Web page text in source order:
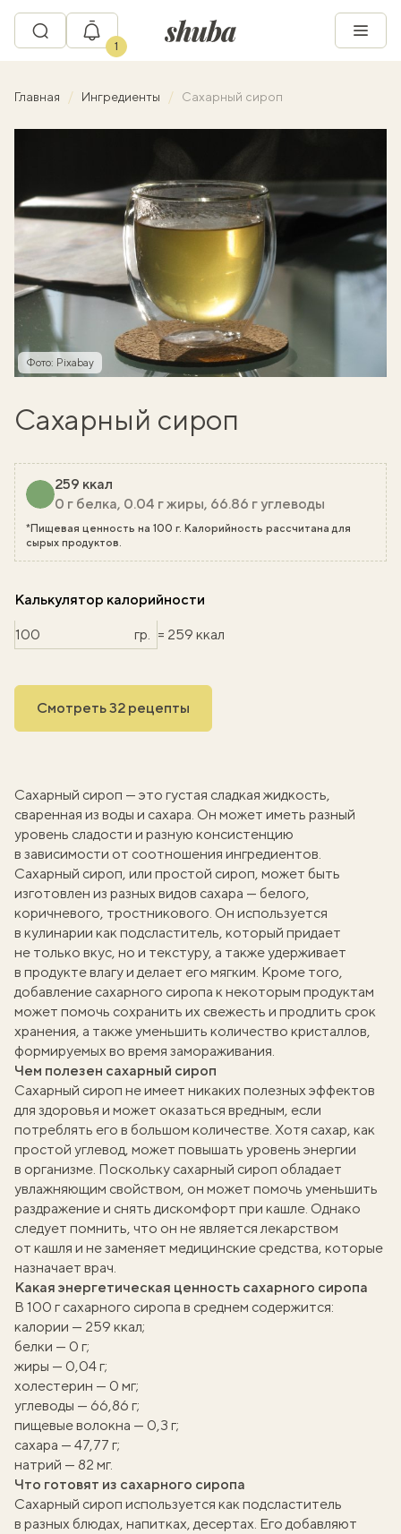
1
Главная Ингредиенты Сахарный сироп
Фото: Pixabay
Сахарный сироп
259 ккал
0 г белка, 0.04 г жиры, 66.86 г углеводы
*Пищевая ценность на 100 г. Калорийность рассчитана для
сырых продуктов.
Калькулятор калорийности
гр. = 259 ккал
Смотреть 32 рецепты
Сахарный сироп — это густая сладкая жидкость,
сваренная из воды и сахара. Он может иметь разный
уровень сладости и разную консистенцию
в зависимости от соотношения ингредиентов.
Сахарный сироп, или простой сироп, может быть
изготовлен из разных видов сахара — белого,
коричневого, тростникового. Он используется
в кулинарии как подсластитель, который придает
не только вкус, но и текстуру, а также удерживает
в продукте влагу и делает его мягким. Кроме того,
добавление сахарного сиропа к некоторым продуктам
может помочь сохранить их свежесть и продлить срок
хранения, а также уменьшить количество кристаллов,
формируемых во время замораживания.
Чем полезен сахарный сироп
Сахарный сироп не имеет никаких полезных эффектов
для здоровья и может оказаться вредным, если
потреблять его в большом количестве. Хотя сахар, как
простой углевод, может повышать уровень энергии
в организме. Поскольку сахарный сироп обладает
увлажняющим свойством, он может помочь уменьшить
раздражение и снять дискомфорт при кашле. Однако
следует помнить, что он не является лекарством
от кашля и не заменяет медицинские средства, которые
назначает врач.
Какая энергетическая ценность сахарного сиропа
В 100 г сахарного сиропа в среднем содержится:
калории — 259 ккал;
белки — 0 г;
жиры — 0,04 г;
холестерин — 0 мг;
углеводы — 66,86 г;
пищевые волокна — 0,3 г;
сахара — 47,77 г;
натрий — 82 мг.
Что готовят из сахарного сиропа
Сахарный сироп используется как подсластитель
в разных блюдах, напитках, десертах. Его добавляют